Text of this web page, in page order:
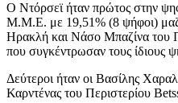
Ο Ντόρσεϊ ήταν πρώτος στην
Μ.Μ.Ε. με 19,51% (8 ψήφοι)
Ηρακλή και Νάσο Μπαζίνα του
που συγκέντρωσαν τους ίδιους
Δεύτεροι ήταν οι Βασίλης
Καρντένας του Περιστερίου